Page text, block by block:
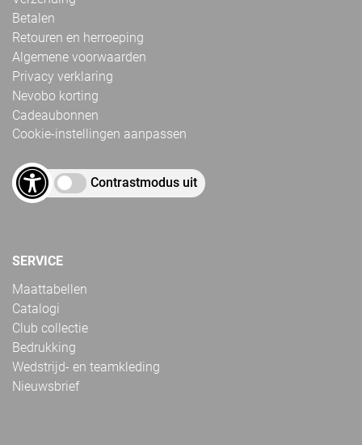
Betalen
Retouren en herroeping
Algemene voorwaarden
Privacy verklaring
Nevobo korting
Cadeaubonnen
Cookie-instellingen aanpassen
Contrastmodus uit
SERVICE
Maattabellen
Catalogi
Club collectie
Bedrukking
Wedstrijd- en teamkleding
Nieuwsbrief